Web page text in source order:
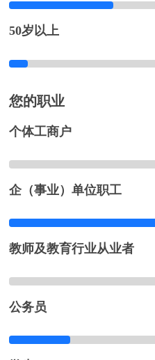
50岁以上
您的职业
个体工商户
企（事业）单位职工
教师及教育行业从业者
公务员